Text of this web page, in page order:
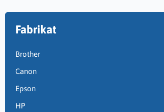
Fabrikat
Brother
Canon
Epson
HP